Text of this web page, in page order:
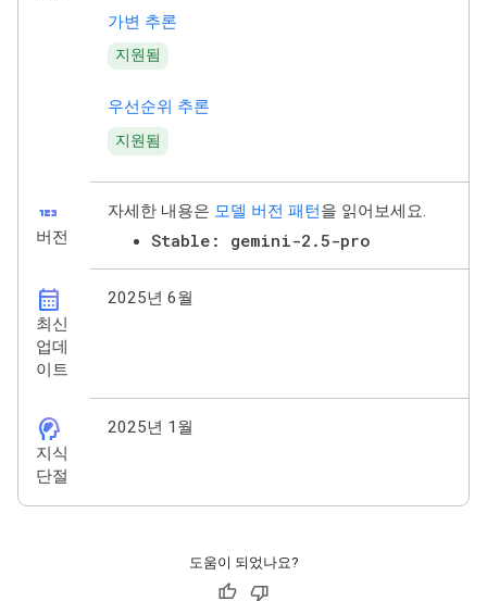
가변 추론
지원됨
우선순위 추론
지원됨
123
버전
자세한 내용은 모델 버전 패턴을 읽어보세요.
Stable: gemini-2.5-pro
calendar_month
최신
업데
이트
2025년 6월
cognition_2
지식
단절
2025년 1월
도움이 되었나요?